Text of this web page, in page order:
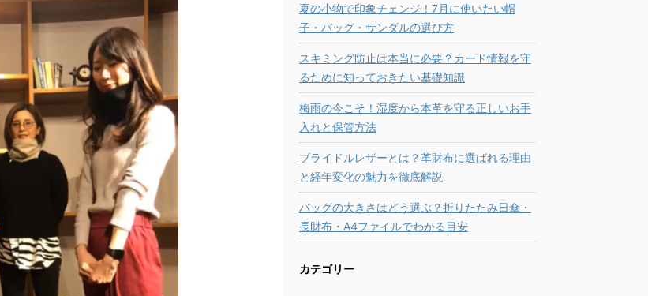
夏の小物で印象チェンジ！7月に使いたい帽
子・バッグ・サンダルの選び方
スキミング防止は本当に必要？カード情報を守
るために知っておきたい基礎知識
梅雨の今こそ！湿度から本革を守る正しいお手
入れと保管方法
ブライドルレザーとは？革財布に選ばれる理由
と経年変化の魅力を徹底解説
バッグの大きさはどう選ぶ？折りたたみ日傘・
長財布・A4ファイルでわかる目安
カテゴリー